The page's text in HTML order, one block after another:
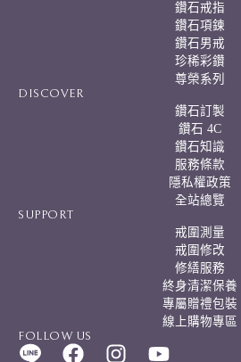
鑽石戒指
鑽石項鍊
鑽石男戒
珍稀彩鑽
尊榮系列
DISCOVER
鑽石訂製
鑽石 4C
鑽石知識
服務條款
隱私權政策
全站總覽
SUPPORT
戒圍測量
戒圍修改
修繕服務
終身清潔保養
專屬贈禮包裝
線上購物專區
FOLLOW US